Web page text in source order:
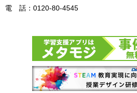
電 話：0120-80-4545